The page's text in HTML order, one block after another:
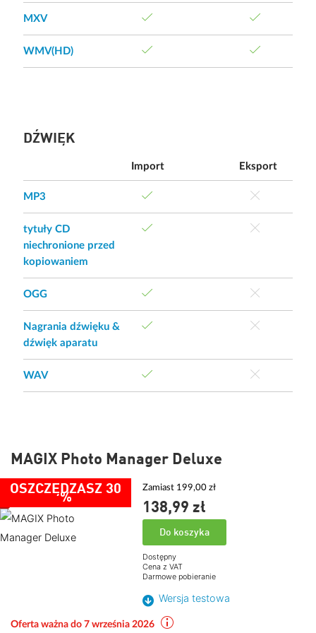
MXV
WMV(HD)
DŹWIĘK
Import Eksport
MP3
tytuły CD
niechronione przed
kopiowaniem
OGG
Nagrania dźwięku &
dźwięk aparatu
WAV
MAGIX Photo Manager Deluxe
OSZCZĘDZASZ 30
%
Zamiast 199,00 zł
138,99 zł
Do koszyka
Dostępny
Cena z VAT
Darmowe pobieranie
Wersja testowa
Oferta ważna do 7 września 2026